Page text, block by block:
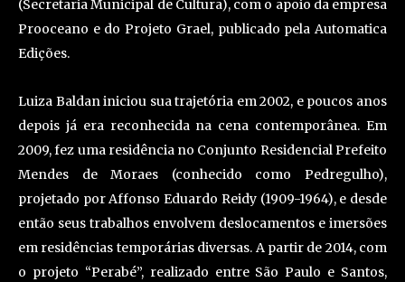
(Secretaria Municipal de Cultura), com o apoio da empresa
Prooceano e do Projeto Grael, publicado pela Automatica
Edições.
Luiza Baldan iniciou sua trajetória em 2002, e poucos anos
depois já era reconhecida na cena contemporânea. Em
2009, fez uma residência no Conjunto Residencial Prefeito
Mendes de Moraes (conhecido como Pedregulho),
projetado por Affonso Eduardo Reidy (1909-1964), e desde
então seus trabalhos envolvem deslocamentos e imersões
em residências temporárias diversas. A partir de 2014, com
o projeto “Perabé”, realizado entre São Paulo e Santos,